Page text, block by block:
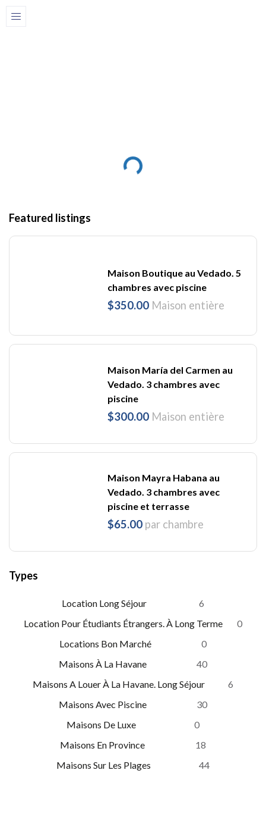
La maison
Featured listings
Maison Boutique au Vedado. 5
chambres avec piscine
$350.00 Maison entière
Maison María del Carmen au
Vedado. 3 chambres avec
piscine
$300.00 Maison entière
Maison Mayra Habana au
Vedado. 3 chambres avec
piscine et terrasse
$65.00 par chambre
Types
Location Long Séjour
6
Location Pour Étudiants Étrangers. À Long Terme
0
Locations Bon Marché
0
Maisons À La Havane
40
Maisons A Louer À La Havane. Long Séjour
6
Maisons Avec Piscine
30
Maisons De Luxe
0
Maisons En Province
18
Maisons Sur Les Plages
44